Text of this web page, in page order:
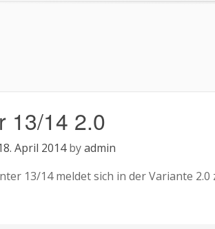
13/14 2.0
April 2014byadmin
13/14 meldet sich in der Variante 2.0